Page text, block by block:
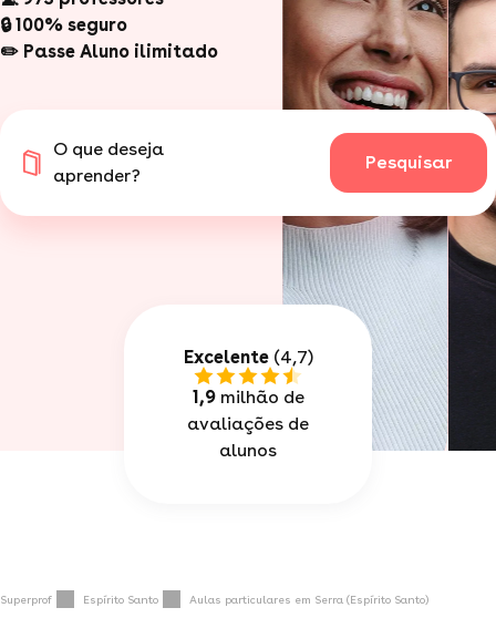
🔒 100% seguro
✏️ Passe Aluno ilimitado
O que deseja
aprender?
Pesquisar
Excelente(4,7)
1,9milhão de
avaliações de
alunos
Superprof Espírito Santo Aulas particulares em Serra (Espírito Santo)